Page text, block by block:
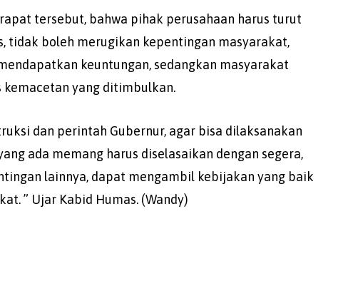
tersebut, bahwa pihak perusahaan harus turut
tidak boleh merugikan kepentingan masyarakat,
keuntungan, sedangkan masyarakat
yang ditimbulkan.
dan perintah Gubernur, agar bisa dilaksanakan
ada memang harus diselasaikan dengan segera,
lainnya, dapat mengambil kebijakan yang baik
” Ujar Kabid Humas. (Wandy)